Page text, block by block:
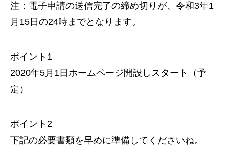
注：電子申請の送信完了の締め切りが、令和3年1
月15日の24時までとなります。
ポイント1
2020年5月1日ホームページ開設しスタート（予
定）
ポイント2
下記の必要書類を早めに準備してくださいね。